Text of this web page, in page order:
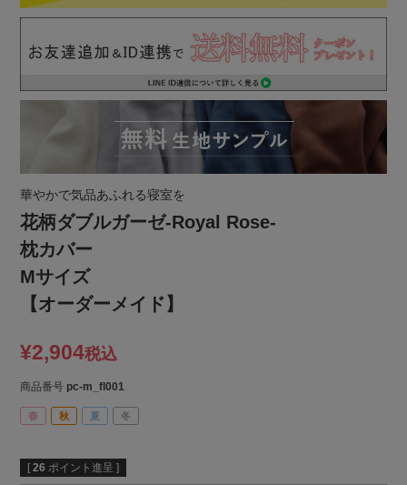
華やかで気品あふれる寝室を
花柄ダブルガーゼ-Royal Rose-
枕カバー
Mサイズ
【オーダーメイド】
¥2,904税込
商品番号 pc-m_fl001
春 秋 夏 冬
[ 26 ポイント進呈 ]